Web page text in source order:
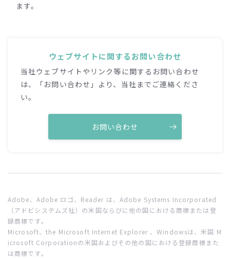
すべてのCookie（クッキー）を拒否する設定を選択され
アクアクララでは、お申込み内容の入力に、ブラウザ（I
nternet Explorerなど）に保存されるCookie（クッキ
ー）を使用しています。
なっていますと、お申込みを正しく行うことができませ
キー）を利用しています。
いるお客様の登録情報を参照して、お客様ごとにカスタマ
イズされたサービスを提供できるようにするため
お客様が興味を持っている内容や、アクアクララ株式会社
での利用状況をもとに、最も適切な広告を他社サイト上で
表示するためアクアクララ株式会社のサイトの利用者数や
ます。
ウェブサイトに関するお問い合わせ
当社ウェブサイトやリンク等に関するお問い合わせ
は、「お問い合わせ」より、当社までご連絡くださ
い。
お問い合わせ
Adobe、Adobe ロゴ、Reader は、Adobe Systems Incorporated
（アドビシステムズ社）の米国ならびに他の国における商標または登
録商標です。
Microsoft、the Microsoft Internet Explorer 、Windowsは、米国 M
icrosoft Corporationの米国およびその他の国における登録商標また
は商標です。